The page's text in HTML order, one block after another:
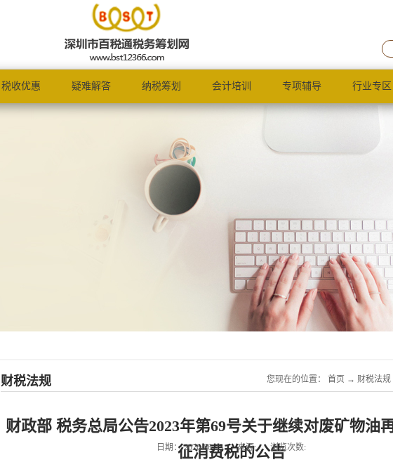
税收优惠 疑难解答 纳税筹划 会计培训 专项辅导 行业专区
财税法规 您现在的位置： 首页 → 财税法规
财政部 税务总局公告2023年第69号关于继续对废矿物油
征消费税的公告
日期： 2026-06-25 来源: 浏览次数: